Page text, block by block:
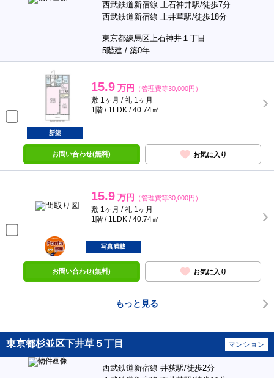
西武鉄道新宿線 上石神井駅/徒歩7分
西武鉄道新宿線 上井草駅/徒歩18分
東京都練馬区上石神井１丁目
5階建 / 築0年
15.9 万円 （管理費等30,000円）
敷 1ヶ月 / 礼 1ヶ月
1階 / 1LDK / 40.74㎡
新築
お問い合わせ(無料) お気に入り
15.9 万円 （管理費等30,000円）
敷 1ヶ月 / 礼 1ヶ月
1階 / 1LDK / 40.74㎡
ポンタ
部屋
写真満載
お問い合わせ(無料) お気に入り
もっと見る
東京都杉並区下井草５丁目 マンション
西武鉄道新宿線 井荻駅/徒歩2分